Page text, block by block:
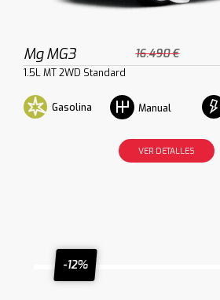
Mg MG3 16.490 €
1.5L MT 2WD Standard
Gasolina Manual
VER DETALLES
-12%